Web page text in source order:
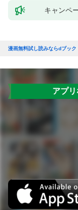
キャンペ
漫画無料試し読みならdブック
アプ